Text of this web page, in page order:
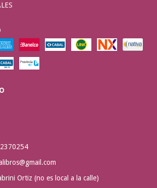
Ortiz (no es local a la calle)